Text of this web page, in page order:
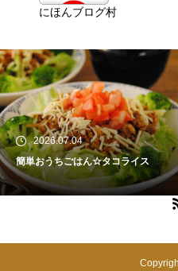
にほんブログ村
2026.07.04
簡単おうちごはん☆タコライス